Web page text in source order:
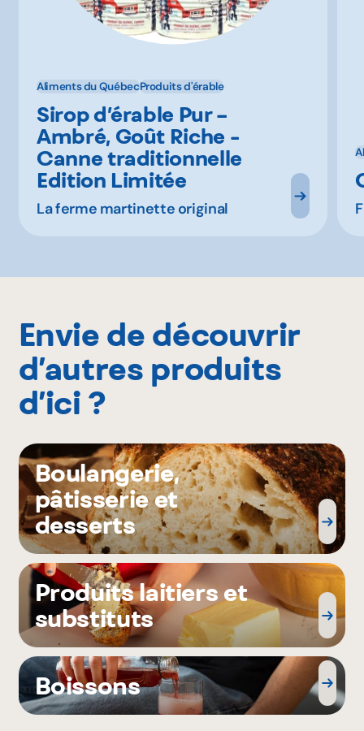
Aliments du QuébecProduits d'érable
Sirop d’érable Pur –
Ambré, Goût Riche -
Canne traditionnelle
Edition Limitée
La ferme martinette original
Envie de découvrir
d’autres produits
d’ici ?
Boulangerie,
pâtisserie et
desserts
Produits laitiers et
substituts
Boissons